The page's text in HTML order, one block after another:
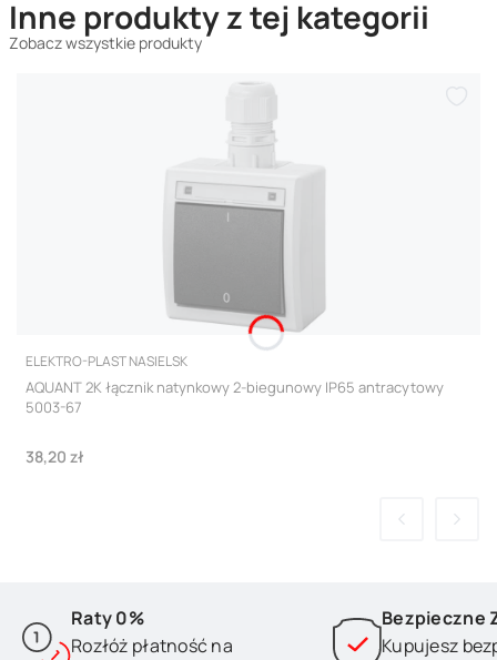
Inne produkty z tej kategorii
Zobacz wszystkie produkty
PRODUCENT
ELEKTRO-PLAST NASIELSK
AQUANT 2K łącznik natynkowy 2-biegunowy IP65 antracytowy
5003-67
Cena
38,20 zł
Raty 0%
Rozłóż płatność na
Bezpieczne
Kupujesz